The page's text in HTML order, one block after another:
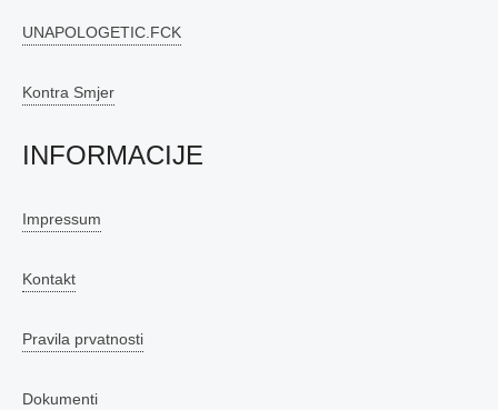
UNAPOLOGETIC.FCK
Kontra Smjer
INFORMACIJE
Impressum
Kontakt
Pravila prvatnosti
Dokumenti